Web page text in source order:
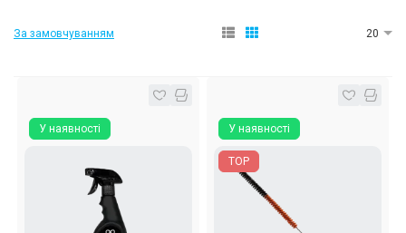
Аксесуари для кальяну
Електронні сигарети (POD)
Комплектуючі для POD
Рідини для електронних сигарет
За замовчуванням 20
У наявності У наявності
TOP